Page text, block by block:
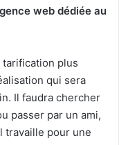
web dédiée au
plus
qui sera
Il faudra chercher
passer par un ami,
travaille pour une